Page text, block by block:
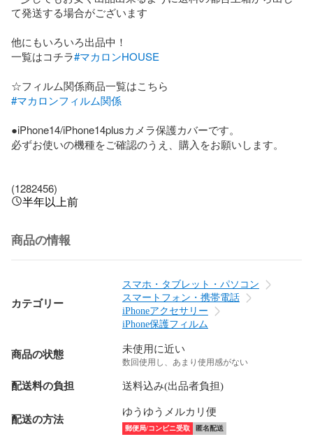
て発送する場合がございます
他にもいろいろ出品中！
一覧はコチラ#マカロンHOUSE
#マカロンフィルム関係
●iPhone14/iPhone14plusカメラ保護カバーです。
必ずお使いの機種をご確認のうえ、購入をお願いします。
(1282456)
半年以上前
商品の情報
カテゴリー
スマホ・タブレット・パソコン
スマートフォン・携帯電話
iPhoneアクセサリー
iPhone保護フィルム
商品の状態 未使用に近い
数回使用し、あまり使用感がない
配送料の負担 送料込み(出品者負担)
配送の方法
ゆうゆうメルカリ便
郵便局/コンビニ受取 匿名配送